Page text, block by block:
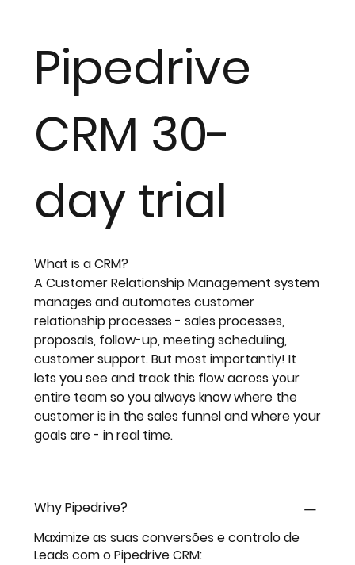
Pipedrive
CRM 30-
day trial
What is a CRM?
A Customer Relationship Management system
manages and automates customer
relationship processes - sales processes,
proposals, follow-up, meeting scheduling,
customer support. But most importantly! It
lets you see and track this flow across your
entire team so you always know where the
customer is in the sales funnel and where your
goals are - in real time.
Why Pipedrive?
Maximize as suas conversões e controlo de
Leads com o Pipedrive CRM: